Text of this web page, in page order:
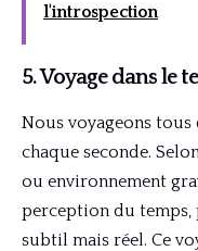
l'introspection
5. Voyage dans le
Nous voyageons tous
chaque seconde.
ou environnement
perception du temps,
subtil mais réel. Ce